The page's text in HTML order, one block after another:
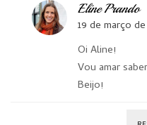
Eline Prando
19 de março
Oi Aline!
Vou amar
Beijo!